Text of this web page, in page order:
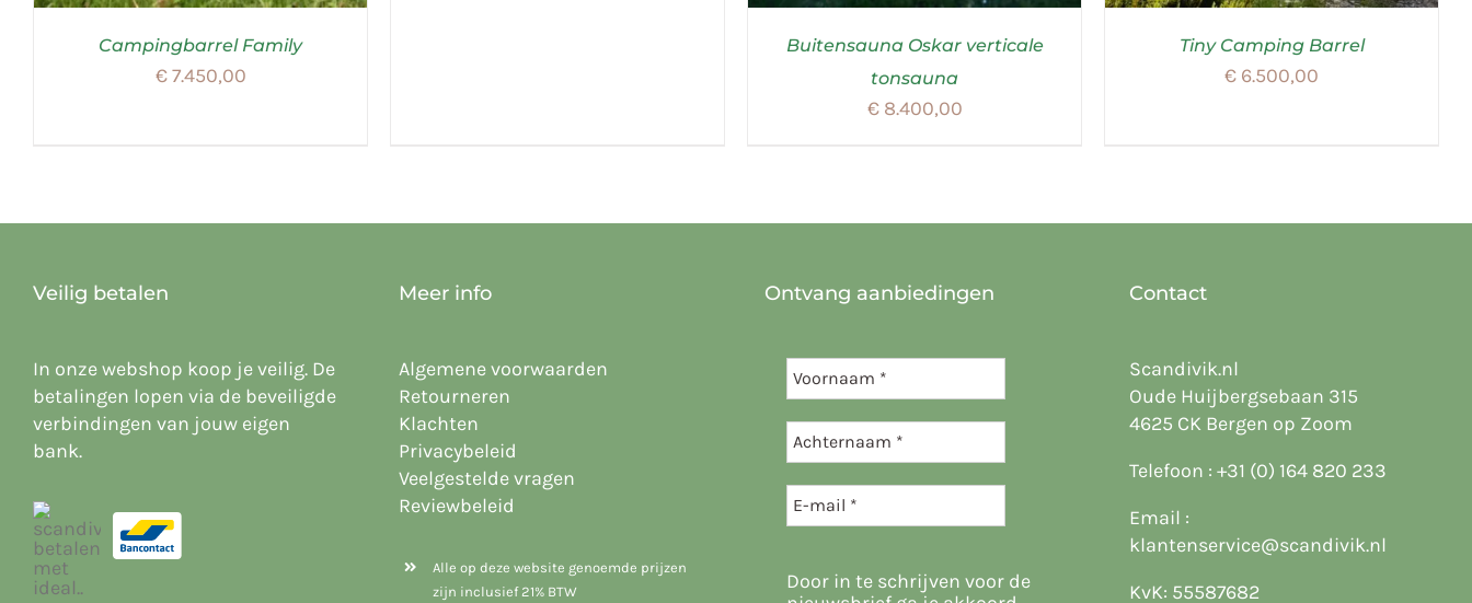
Campingbarrel Family
€7.450,00
Buitensauna Oskar verticale
tonsauna
€8.400,00
Tiny Camping Barrel
€ 6.500,00
Veilig betalen
In onze webshop koop je veilig. De
betalingen lopen via de beveiligde
verbindingen van jouw eigen
bank.
Meer info
Algemene voorwaarden
Retourneren
Klachten
Privacybeleid
Veelgestelde vragen
Reviewbeleid
Alle op deze website genoemde prijzen
zijn inclusief 21% BTW
Ontvang aanbiedingen
Door in te schrijven voor de
Contact
Scandivik.nl
Oude Huijbergsebaan 315
4625 CK Bergen op Zoom
Telefoon :+31 (0) 164 820 233
Email :
klantenservice@scandivik.nl
KvK: 55587682